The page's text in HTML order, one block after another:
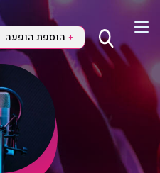
+ הוספת הופעה